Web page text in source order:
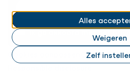
Alles
Weigeren
Zelf
Ik ga akkoord met het
Cookies aanpassen Cookie
Responsible disclosure